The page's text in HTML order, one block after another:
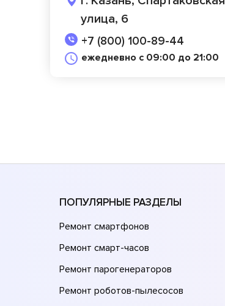
улица, 6
+7 (800) 100-89-44
ежедневно с 09:00 до 21:00
ПОПУЛЯРНЫЕ РАЗДЕЛЫ
Ремонт смартфонов
Ремонт смарт-часов
Ремонт парогенераторов
Ремонт роботов-пылесосов